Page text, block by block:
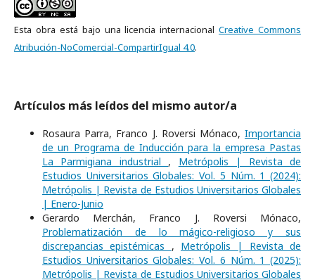
Esta obra está bajo una licencia internacionalCreative Commons
Atribución-NoComercial-CompartirIgual 4.0.
Artículos más leídos del mismo autor/a
Rosaura Parra, Franco J. Roversi Mónaco, Importancia
de un Programa de Inducción para la empresa Pastas
La Parmigiana industrial , Metrópolis | Revista de
Estudios Universitarios Globales: Vol. 5 Núm. 1 (2024):
Metrópolis | Revista de Estudios Universitarios Globales
| Enero-Junio
Gerardo Merchán, Franco J. Roversi Mónaco,
Problematización de lo mágico-religioso y sus
discrepancias epistémicas , Metrópolis | Revista de
Estudios Universitarios Globales: Vol. 6 Núm. 1 (2025):
Metrópolis | Revista de Estudios Universitarios Globales